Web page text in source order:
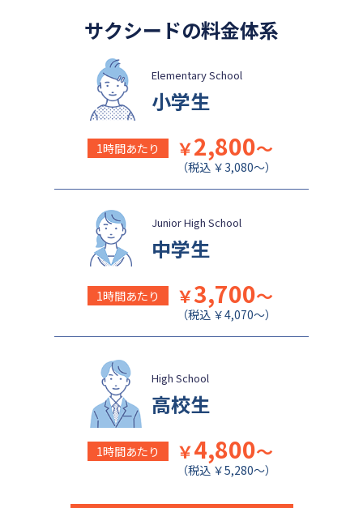
サクシードの料金体系
Elementary School
小学生
1時間あたり ￥2,800～
（税込 ￥3,080～）
Junior High School
中学生
1時間あたり ￥3,700～
（税込 ￥4,070～）
High School
高校生
1時間あたり ￥4,800～
（税込 ￥5,280～）